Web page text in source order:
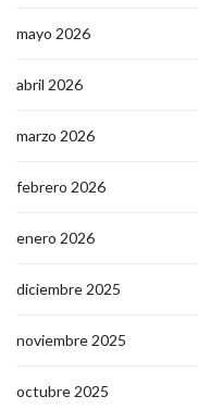
mayo 2026
abril 2026
marzo 2026
febrero 2026
enero 2026
diciembre 2025
noviembre 2025
octubre 2025